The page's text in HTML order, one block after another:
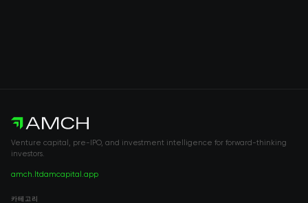
Venture capital, pre-IPO, and investment intelligence for forward-thinking
investors.
amch.ltdamcapital.app
카테고리